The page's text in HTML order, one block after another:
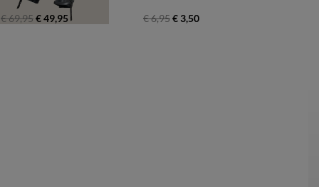
€ 69,95€ 49,95 € 6,95€ 3,50